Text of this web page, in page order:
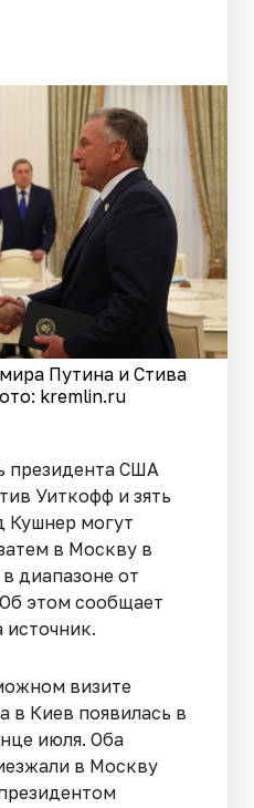
Путина и Стива
kremlin.ru
президента США
Уиткофф и зять
Кушнер могут
в Москву в
диапазоне от
этом сообщает
источник.
визите
в Киев появилась в
июля. Оба
в Москву